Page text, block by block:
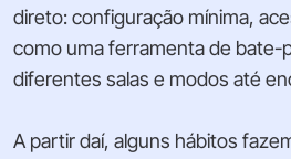
direto: configuração mínima,
como uma ferramenta de bate-
diferentes salas e modos até
A partir daí, alguns hábitos